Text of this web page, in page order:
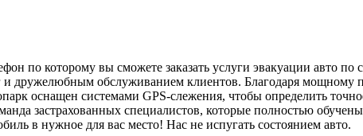
по которому вы сможете заказать услуги эвакуации авто
дружелюбным обслуживанием клиентов. Благодаря мощному
оснащен системами GPS-слежения, чтобы определить
застрахованных специалистов, которые полностью
в нужное для вас место! Нас не испугать состоянием авто.